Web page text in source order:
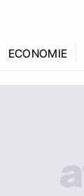
ECONOMIE